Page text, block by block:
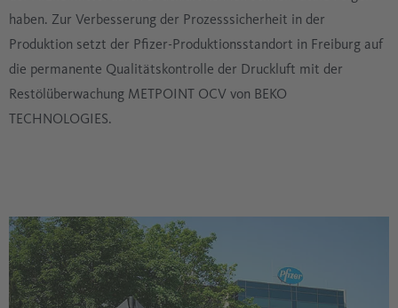
haben. Zur Verbesserung der Prozesssicherheit in der
Produktion setzt der Pfizer-Produktionsstandort in Freiburg auf
die permanente Qualitätskontrolle der Druckluft mit der
Restölüberwachung METPOINT OCV von BEKO
TECHNOLOGIES.